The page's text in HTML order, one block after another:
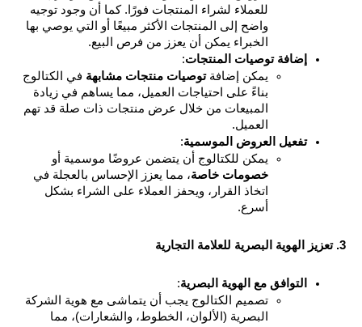
للعملاء لشراء المنتجات فورًا. كما أن وجود توجيه
واضح إلى المنتجات الأكثر مبيعًا أو التي يوصي بها
الخبراء يمكن أن يعزز من فرص البيع.
إضافة توصيات المنتجات:
يمكن إضافة
توصيات منتجات مشابهة
في الكتالوج
بناءً على احتياجات العميل، مما يساهم في زيادة
المبيعات من خلال عرض منتجات ذات صلة قد تهم
تفعيل العروض الموسمية:
يمكن للكتالوج أن يتضمن عروضًا موسمية أو
خصومات خاصة
، مما يعزز الإحساس بالعجلة في
التوافق مع الهوية البصرية:
تصميم الكتالوج يجب أن يتماشى مع هوية الشركة
البصرية (الألوان، الخطوط، والشعارات)، مما